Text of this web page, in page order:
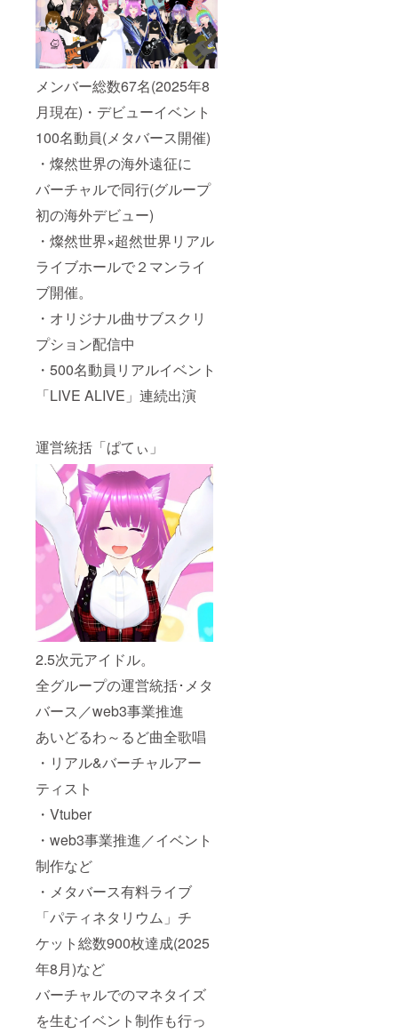
メンバー総数67名(2025年8
月現在)・デビューイベント
100名動員(メタバース開催)
・燦然世界の海外遠征に
バーチャルで同行(グループ
初の海外デビュー)
・燦然世界×超然世界リアル
ライブホールで２マンライ
ブ開催。
・オリジナル曲サブスクリ
プション配信中
・500名動員リアルイベント
「LIVE ALIVE」連続出演
運営統括「ぱてぃ」
2.5次元アイドル。
全グループの運営統括･メタ
バース／web3事業推進
あいどるわ～るど曲全歌唱
・リアル&バーチャルアー
ティスト
・Vtuber
・web3事業推進／イベント
制作など
・メタバース有料ライブ
「パティネタリウム」チ
ケット総数900枚達成(2025
年8月)など
バーチャルでのマネタイズ
を生むイベント制作も行っ